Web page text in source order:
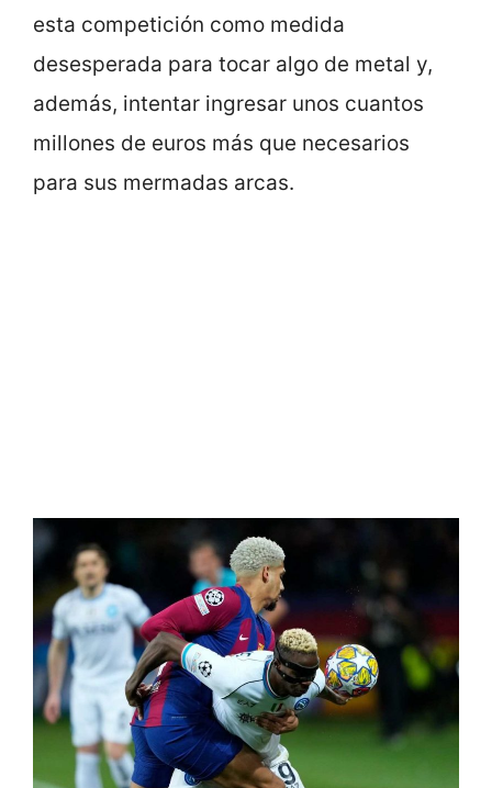
esta competición como medida
desesperada para tocar algo de metal y,
además, intentar ingresar unos cuantos
millones de euros más que necesarios
para sus mermadas arcas.